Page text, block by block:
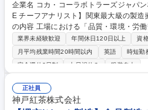
企業名 コカ・コーラボトラーズジャパン株式会社 求人名 【
E チーフアナリスト】関東最大級の製造拠
の内容 工場における「品質・環境・労
マネジメントする役割をお任せします
の管理体制の統制および改善をリードし
ベル向上 を推進していただきます。 【詳細】■QSEマネジメントの運用リ
運用管理 ■コンプライアンス・法令対応
全衛生に関する法令対応の実務リード ■
推進:品質問題や顧客指摘に対する原因
業界未経験歓迎 年間休日120日以上
資
月平均残業時間20時間以内
英語 時短勤
完全週休2日制
土日祝休み 服装自由
正社員
神戸紅茶株式会社